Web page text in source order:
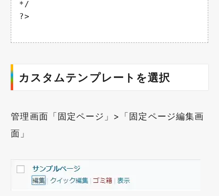
*/
?>
カスタムテンプレートを選択
管理画面「固定ページ」>「固定ページ編集画
面」